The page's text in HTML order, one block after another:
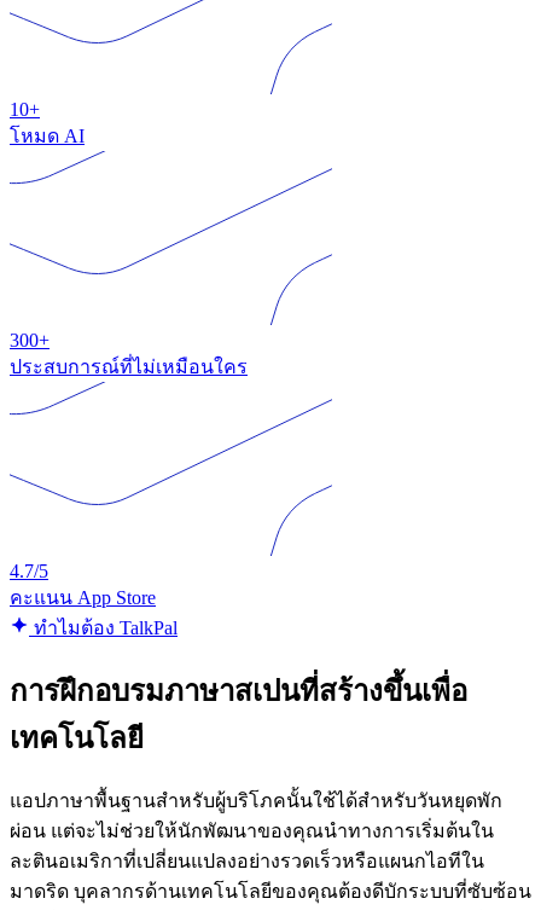
10+
โหมด AI
300+
ประสบการณ์ที่ไม่เหมือนใคร
4.7/5
คะแนน App Store
ทําไมต้อง TalkPal
การฝึกอบรมภาษาสเปนที่สร้างขึ้นเพื่อ
เทคโนโลยี
แอปภาษาพื้นฐานสําหรับผู้บริโภคนั้นใช้ได้สําหรับวันหยุดพัก
ผ่อน แต่จะไม่ช่วยให้นักพัฒนาของคุณนําทางการเริ่มต้นใน
ละตินอเมริกาที่เปลี่ยนแปลงอย่างรวดเร็วหรือแผนกไอทีใน
มาดริด บุคลากรด้านเทคโนโลยีของคุณต้องดีบักระบบที่ซับซ้อน